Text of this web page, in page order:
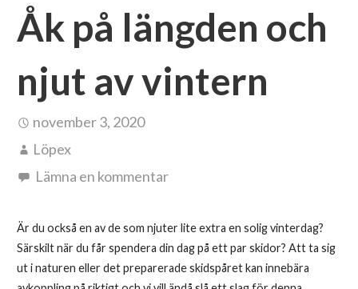
Åk på längden och
njut av vintern
november 3, 2020
Löpex
Lämna en kommentar
Är du också en av de som njuter lite extra en solig vinterdag?
Särskilt när du får spendera din dag på ett par skidor? Att ta sig
ut i naturen eller det preparerade skidspåret kan innebära